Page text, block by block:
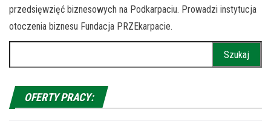
przedsięwzięć biznesowych na Podkarpaciu. Prowadzi instytucja
otoczenia biznesu Fundacja PRZEkarpacie.
OFERTY PRACY: